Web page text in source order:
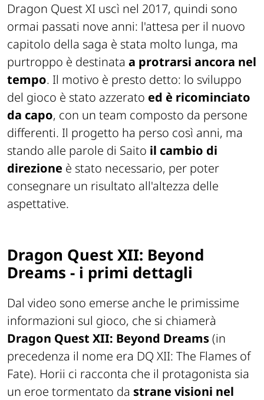
Dragon Quest XI uscì nel 2017, quindi sono
ormai passati nove anni: l'attesa per il nuovo
capitolo della saga è stata molto lunga, ma
purtroppo è destinata a protrarsi ancora nel
tempo. Il motivo è presto detto: lo sviluppo
del gioco è stato azzerato ed è ricominciato
da capo, con un team composto da persone
differenti. Il progetto ha perso così anni, ma
stando alle parole di Saito il cambio di
direzione è stato necessario, per poter
consegnare un risultato all'altezza delle
aspettative.
Dragon Quest XII: Beyond
Dreams - i primi dettagli
Dal video sono emerse anche le primissime
informazioni sul gioco, che si chiamerà
Dragon Quest XII: Beyond Dreams(in
precedenza il nome era DQ XII: The Flames of
Fate). Horii ci racconta che il protagonista sia
un eroe tormentato da strane visioni nel